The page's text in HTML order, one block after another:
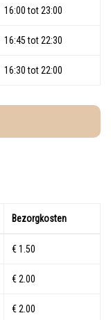
16:00 tot 23:00
16:45 tot 22:30
16:30 tot 22:00
Bezorgkosten
€ 1.50
€ 2.00
€ 2.00